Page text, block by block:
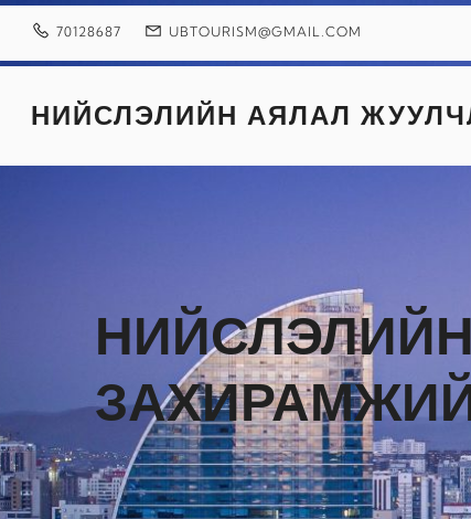
Skip
70128687 UBTOURISM@GMAIL.COM
НИЙСЛЭЛИЙН АЯЛАЛ